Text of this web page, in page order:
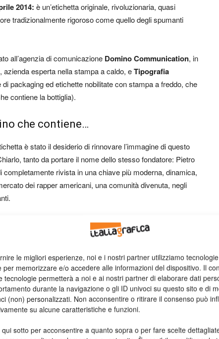
le migliori esperienze, noi e i nostri partner utilizziamo
per memorizzare e/o accedere alle informazioni del dispositivo. Il
tecnologie permetterà a noi e ai nostri partner di elaborare dati
durante la navigazione o gli ID univoci su questo sito e di
(non) personalizzati. Non acconsentire o ritirare il consenso può
su alcune caratteristiche e funzioni.
qui sotto per acconsentire a quanto sopra o per fare scelte
2014: è un’etichetta originale, rivoluzionaria, quasi
tradizionalmente rigoroso come quello degli spumanti
all’agenzia di comunicazione Domino Communication, in
, azienda esperta nella stampa a caldo, eTipografia
packaging ed etichette nobilitate con stampa a freddo, che
contiene la bottiglia).
che contiene…
è stato il desiderio di rinnovare l’immagine di questo
tanto da portare il nome dello stesso fondatore: Pietro
rivista in una chiave più moderna, dinamica,
dei rapper americani, una comunità divenuta, negli
che si rincorrono a formare un insieme armonico,
sempre più frenetico, ricco di contrasti e stimoli diversi,
tutti i sensi: la vista, con i suoi colori accesi e gli
sabbiatura ottenuti con i clichéHinderer + Mühlich;
bollicine, l’olfatto, con il profumo ricco e avvolgente,
naturalmente il gusto, con il suo sapore ampio, di grande